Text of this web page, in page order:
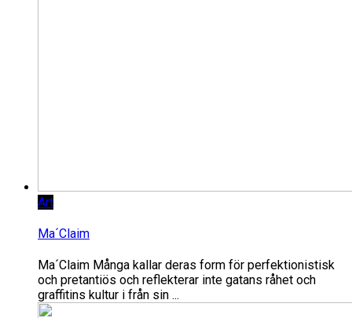
Art
Ma´Claim
Ma´Claim Många kallar deras form för perfektionistisk
och pretantiös och reflekterar inte gatans råhet och
graffitins kultur i från sin ...